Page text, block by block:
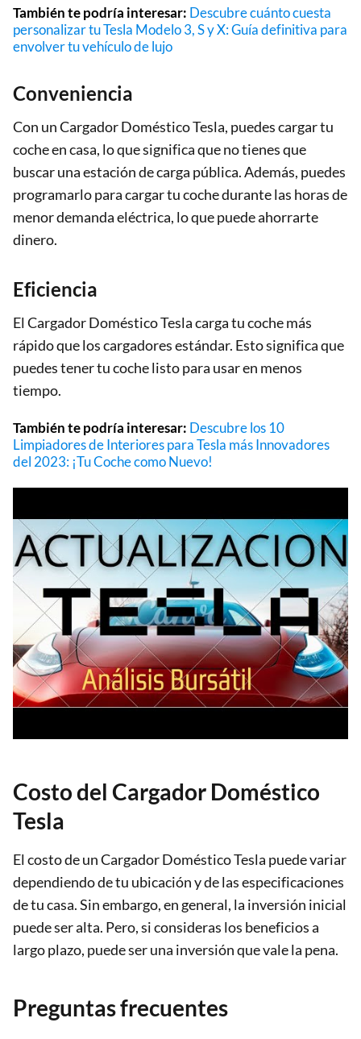
También te podría interesar: Descubre cuánto cuesta
personalizar tu Tesla Modelo 3, S y X: Guía definitiva para
envolver tu vehículo de lujo
Conveniencia
Con un Cargador Doméstico Tesla, puedes cargar tu
coche en casa, lo que significa que no tienes que
buscar una estación de carga pública. Además, puedes
programarlo para cargar tu coche durante las horas de
menor demanda eléctrica, lo que puede ahorrarte
dinero.
Eficiencia
El Cargador Doméstico Tesla carga tu coche más
rápido que los cargadores estándar. Esto significa que
puedes tener tu coche listo para usar en menos
tiempo.
También te podría interesar: Descubre los 10
Limpiadores de Interiores para Tesla más Innovadores
del 2023: ¡Tu Coche como Nuevo!
Costo del Cargador Doméstico
Tesla
El costo de un Cargador Doméstico Tesla puede variar
dependiendo de tu ubicación y de las especificaciones
de tu casa. Sin embargo, en general, la inversión inicial
puede ser alta. Pero, si consideras los beneficios a
largo plazo, puede ser una inversión que vale la pena.
Preguntas frecuentes